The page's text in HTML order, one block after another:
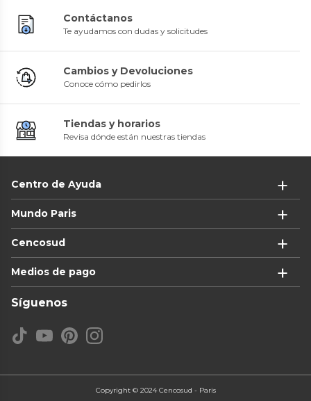
Contáctanos
Te ayudamos con dudas y solicitudes
Cambios y Devoluciones
Conoce cómo pedirlos
Tiendas y horarios
Revisa dónde están nuestras tiendas
Centro de Ayuda
Mundo Paris
Cencosud
Medios de pago
Síguenos
Copyright © 2024 Cencosud - Paris